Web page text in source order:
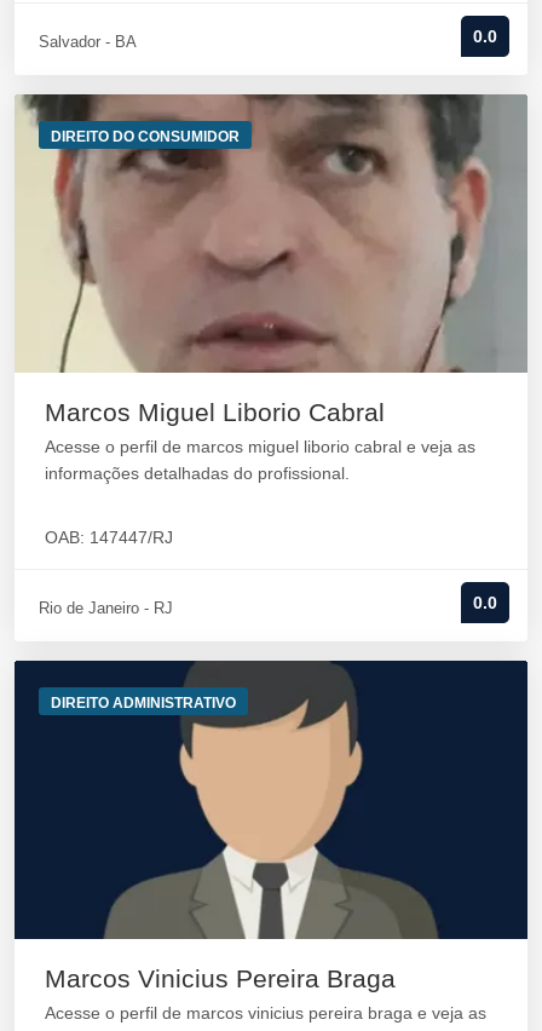
Salvador - BA 0.0
DIREITO DO CONSUMIDOR
Marcos Miguel Liborio Cabral
Acesse o perfil de marcos miguel liborio cabral e veja as
informações detalhadas do profissional.
OAB: 147447/RJ
Rio de Janeiro - RJ 0.0
DIREITO ADMINISTRATIVO
Marcos Vinicius Pereira Braga
Acesse o perfil de marcos vinicius pereira braga e veja as